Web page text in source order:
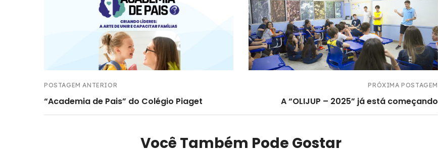
POSTAGEM ANTERIOR
“Academia de Pais” do Colégio Piaget
PRÓXIMA POSTAGEM
A “OLIJUP – 2025” já está começando
Você Também Pode Gostar